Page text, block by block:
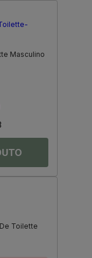
Masculino
Toilette